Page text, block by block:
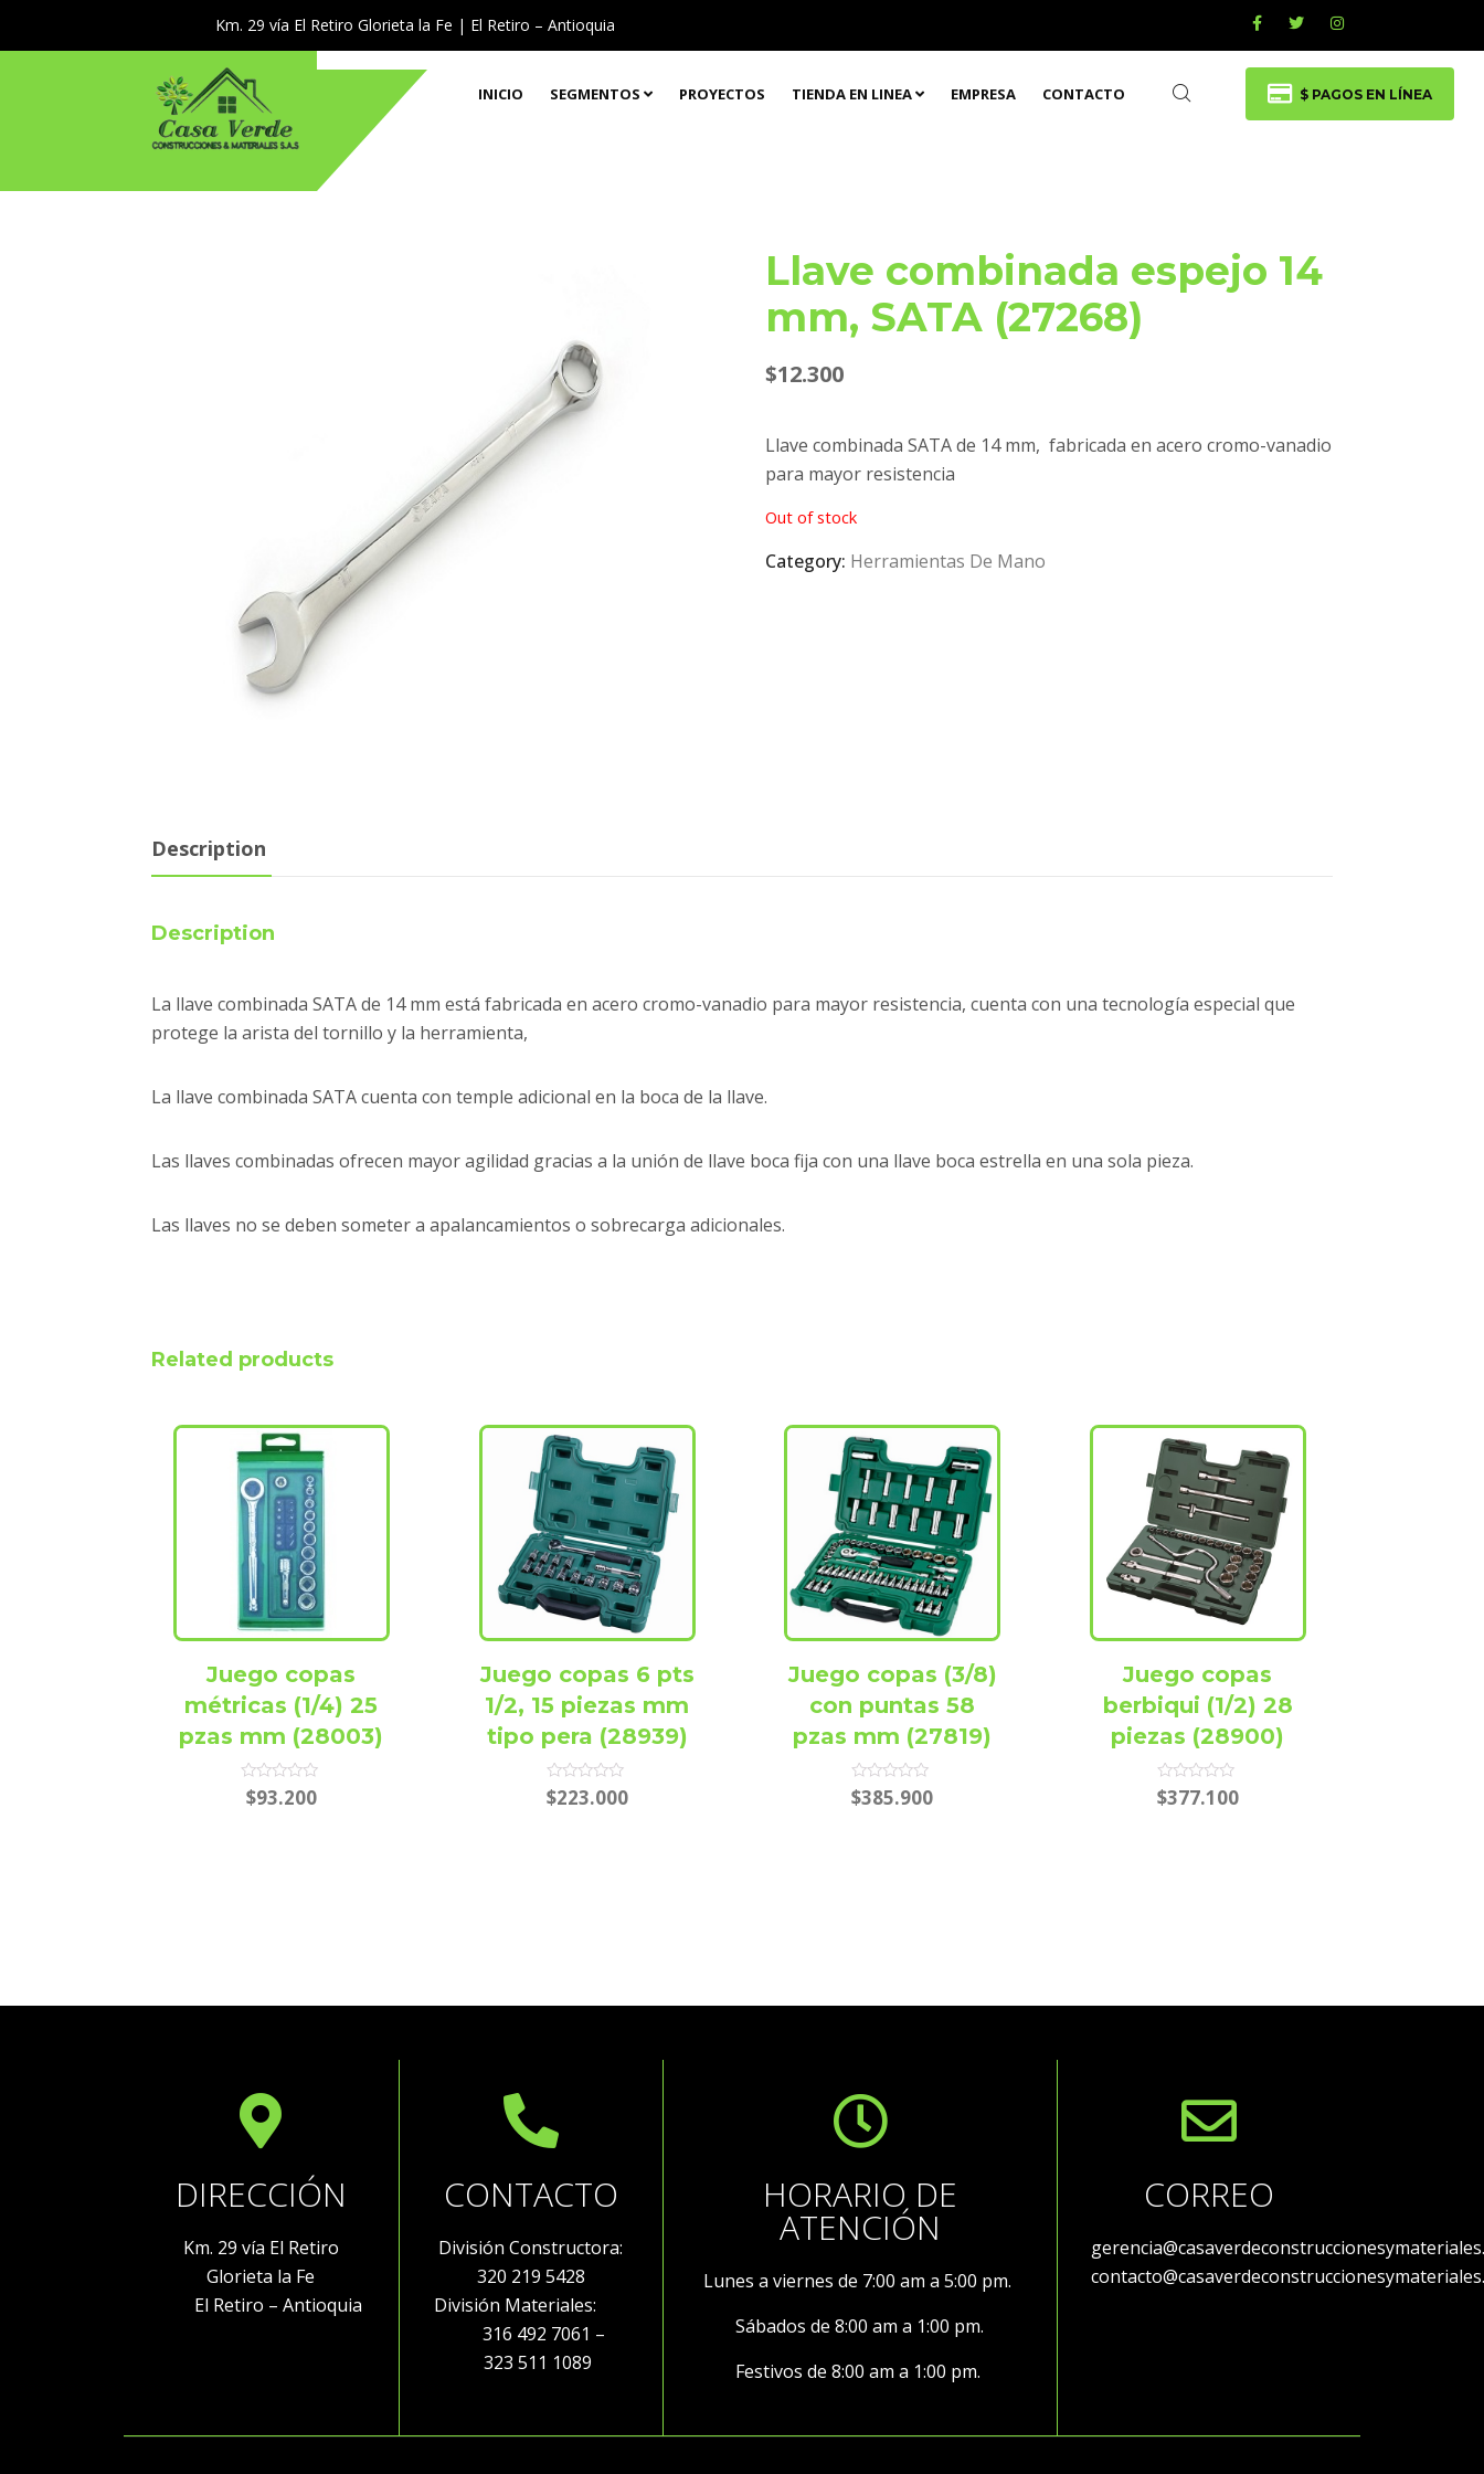
Km. 29 vía El Retiro Glorieta la Fe | El Retiro – Antioquia
INICIO SEGMENTOS PROYECTOS TIENDA EN LINEA EMPRESA CONTACTO $ PAGOS EN LÍNEA
Llave combinada espejo 14
mm, SATA (27268)
$12.300
Llave combinada SATA de 14 mm, fabricada en acero cromo-vanadio
para mayor resistencia
Out of stock
Category: Herramientas De Mano
Description
Description
La llave combinada SATA de 14 mm está fabricada en acero cromo-vanadio para mayor resistencia, cuenta con una tecnología especial que
protege la arista del tornillo y la herramienta,
La llave combinada SATA cuenta con temple adicional en la boca de la llave.
Las llaves combinadas ofrecen mayor agilidad gracias a la unión de llave boca fija con una llave boca estrella en una sola pieza.
Las llaves no se deben someter a apalancamientos o sobrecarga adicionales.
Related products
Juego copas
métricas (1/4) 25
pzas mm (28003)
Rated
0$93.200
Juego copas 6 pts
1/2, 15 piezas mm
tipo pera (28939)
Rated
0
$223.000
Juego copas (3/8)
con puntas 58
pzas mm (27819)
Rated
0
$385.900
Juego copas
berbiqui (1/2) 28
piezas (28900)
Rated
0
$377.100
DIRECCIÓN
Km. 29 vía El Retiro
Glorieta la Fe
El Retiro – Antioquia
CONTACTO
División Constructora:
320 219 5428
División Materiales:
316 492 7061 –
323 511 1089
HORARIO DE
ATENCIÓN
Lunes a viernes de 7:00 am a 5:00 pm.
Sábados de 8:00 am a 1:00 pm.
Festivos de 8:00 am a 1:00 pm.
CORREO